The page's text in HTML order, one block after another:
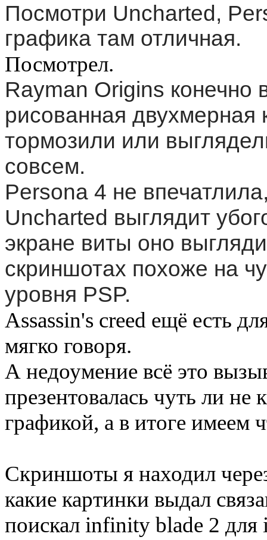
Посмотри Uncharted,
графика там отличная.
Посмотрел.
Rayman Origins конечно
рисованная двухмерная
тормозили или
совсем.
Persona 4 не
Uncharted выглядит
экране виты оно
скриншотах похоже на
уровня PSP.
Assassin's creed ещё есть
мягко говоря.
А недоумение всё это
презентовалась чуть ли не
графикой, а в итоге имеем
Скриншоты я находил
какие картинки выдал
поискал infinity blade 2